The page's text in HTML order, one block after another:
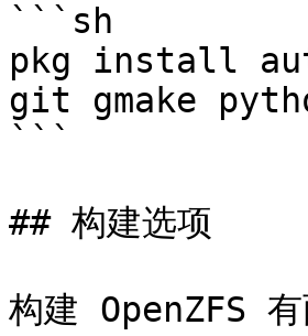
```sh
pkg install
git gmake
```
## 构建选项
构建 OpenZFS 有